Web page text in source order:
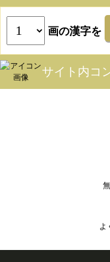
画の漢字を
サイト内コ
よ